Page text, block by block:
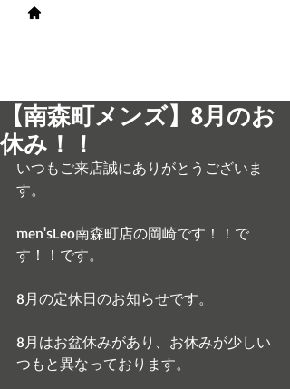
【南森町メンズ】8月のお
休み！！
いつもご来店誠にありがとうございま
す。
men'sLeo南森町店の岡崎です！！で
す！！です。
8月の定休日のお知らせです。
8月はお盆休みがあり、お休みが少しい
つもと異なっております。